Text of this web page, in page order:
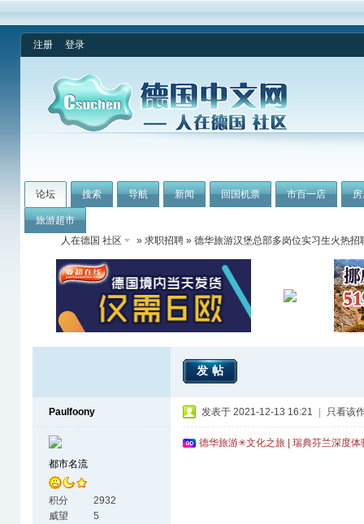
注册 登录
论坛 搜索 导航 新闻 回国机票 市百一店
旅游超市
人在德国 社区
» 求职招聘 » 德华旅游汉堡总部多岗位实习生火热招
发帖
Paulfoony
都市名流
积分
2932
威望
5
发表于 2021-12-13 16:21 只看该
德华旅游✳文化之旅 | 瑞典芬兰深度